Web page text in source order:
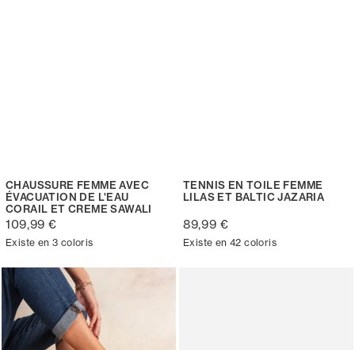
CHAUSSURE FEMME AVEC
ÉVACUATION DE L'EAU
CORAIL ET CREME SAWALI
109,99 €
Existe en 3 coloris
TENNIS EN TOILE FEMME
LILAS ET BALTIC JAZARIA
89,99 €
Existe en 42 coloris